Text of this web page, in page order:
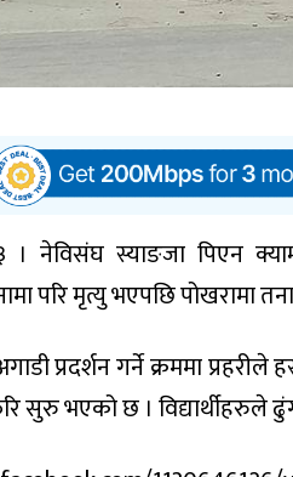
। नेविसंघ स्याङजा पिएन
परि मृत्यु भएपछि पोखरामा
प्रदर्शन गर्ने क्रममा
सुरु भएको छ । विद्यार्थीहरुले